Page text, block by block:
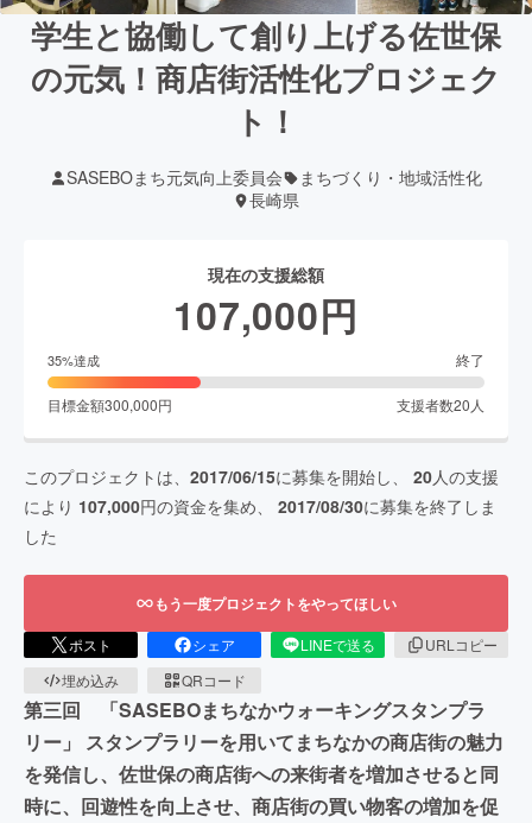
学生と協働して創り上げる佐世保
の元気！商店街活性化プロジェク
ト！
SASEBOまち元気向上委員会
まちづくり・地域活性化
長崎県
現在の支援総額
107,000円
35%達成 終了
目標金額300,000円 支援者数20人
このプロジェクトは、 2017/06/15に募集を開始し、 20人の支援
により 107,000円の資金を集め、 2017/08/30に募集を終了しま
した
もう一度プロジェクトをやってほしい
ポスト シェア LINEで送る
URLコピー
埋め込み
QRコード
第三回 「SASEBOまちなかウォーキングスタンプラ
リー」 スタンプラリーを用いてまちなかの商店街の魅力
を発信し、佐世保の商店街への来街者を増加させると同
時に、回遊性を向上させ、商店街の買い物客の増加を促